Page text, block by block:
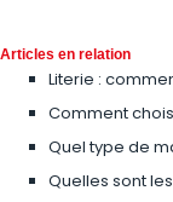
Articles en relation
Literie :
Comment
Quel type de
Quelles sont